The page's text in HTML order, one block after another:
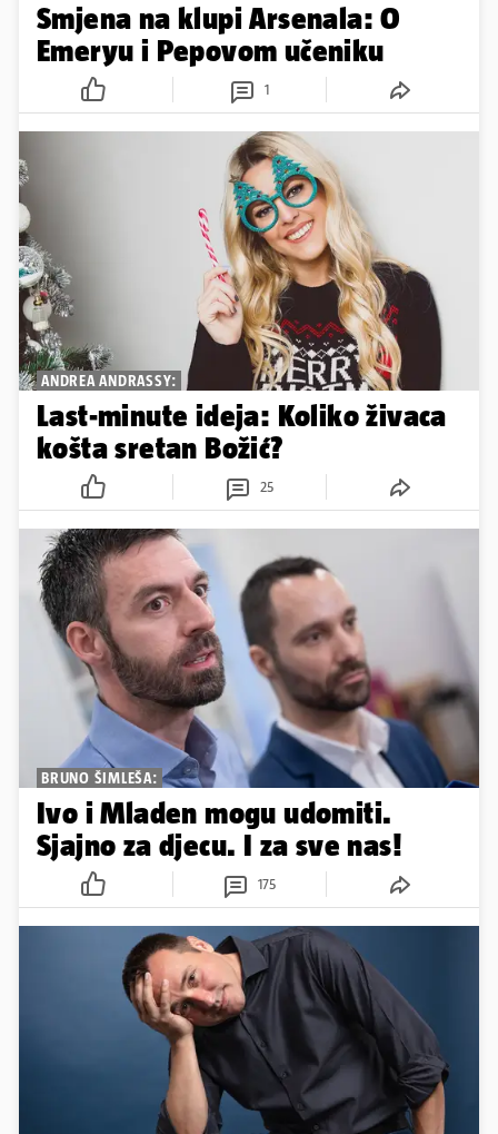
Smjena na klupi Arsenala: O
Emeryu i Pepovom učeniku
1
ANDREA ANDRASSY:
Last-minute ideja: Koliko živaca
košta sretan Božić?
25
BRUNO ŠIMLEŠA:
Ivo i Mladen mogu udomiti.
Sjajno za djecu. I za sve nas!
175